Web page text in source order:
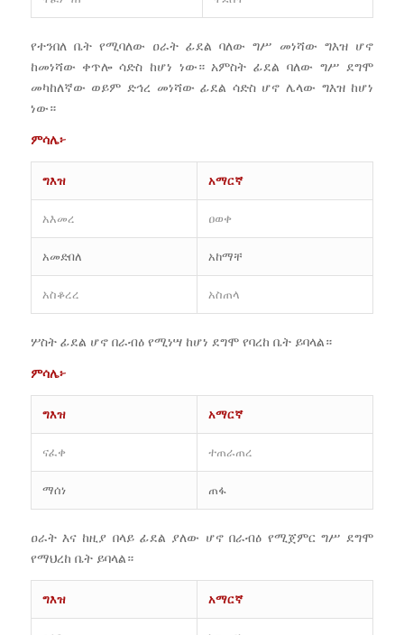
የተንበለ ቤት የሚባለው ዐራት ፊደል ባለው ግሥ መነሻው ግእዝ ሆኖ
ከመነሻው ቀጥሎ ሳድስ ከሆነ ነው። አምስት ፊደል ባለው ግሥ ደግሞ
መካከለኛው ወይም ድኅረ መነሻው ፊደል ሳድስ ሆኖ ሌላው ግእዝ ከሆነ
ነው።
ምሳሌ፦
ግእዝ አማርኛ
አእመረ ዐወቀ
አመድበለ አከማቸ
አስቆረረ አስጠላ
ሦስት ፊደል ሆኖ በራብዕ የሚነሣ ከሆነ ደግሞ የባረከ ቤት ይባላል።
ምሳሌ፦
ግእዝ አማርኛ
ናፈቀ ተጠራጠረ
ማሰነ ጠፋ
ዐራት እና ከዚያ በላይ ፊደል ያለው ሆኖ በራብዕ የሚጀምር ግሥ ደግሞ
የማህረከ ቤት ይባላል።
ግእዝ አማርኛ